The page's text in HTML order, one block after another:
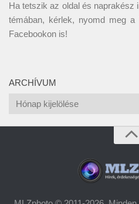
Ha tetszik az oldal és naprakész
témában, kérlek, nyomd meg
Facebookon is!
ARCHÍVUM
Archívum